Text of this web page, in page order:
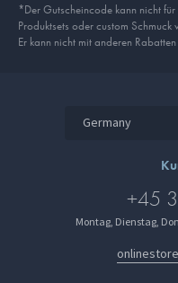
*Der Gutscheincode kann nicht
Produkt­sets oder custom
Er kann nicht mit anderen
Germany
+45
Montag, Dienstag,